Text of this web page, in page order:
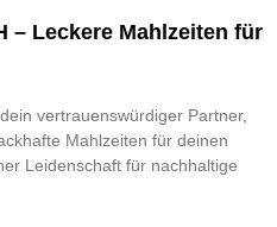
– Leckere Mahlzeiten für
vertrauenswürdiger Partner,
Mahlzeiten für deinen
Leidenschaft für nachhaltige